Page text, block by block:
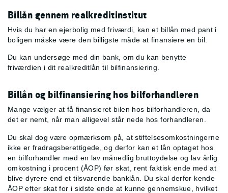
Billån gennem realkreditinstitut
Hvis du har en ejerbolig med friværdi, kan et billån med pant i
boligen måske være den billigste måde at finansiere en bil.
Du kan undersøge med din bank, om du kan benytte
friværdien i dit realkreditlån til bilfinansiering.
Billån og bilfinansiering hos bilforhandleren
Mange vælger at få finansieret bilen hos bilforhandleren, da
det er nemt, når man alligevel står nede hos forhandleren.
Du skal dog være opmærksom på, at stiftelsesomkostningerne
ikke er fradragsberettigede, og derfor kan et lån optaget hos
en bilforhandler med en lav månedlig bruttoydelse og lav årlig
omkostning i procent (ÅOP) før skat, rent faktisk ende med at
blive dyrere end et tilsvarende banklån. Du skal derfor kende
ÅOP efter skat for i sidste ende at kunne gennemskue, hvilket